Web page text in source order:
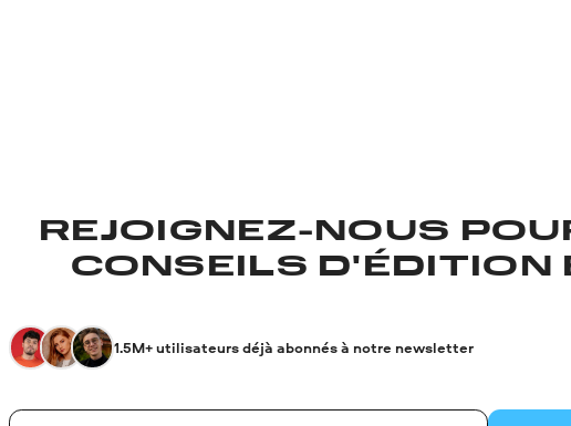
REJOIGNEZ-NOUS
CONSEILS D'ÉDITION
1.5M+ utilisateurs déjà abonnés à notre newsletter